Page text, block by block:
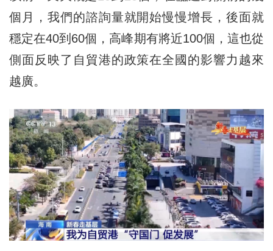
個月，我們的諮詢量就開始慢慢增長，後面就
穩定在40到60個，高峰期有將近100個，這也從
側面反映了自貿港的政策在全國的影響力越來
越廣。